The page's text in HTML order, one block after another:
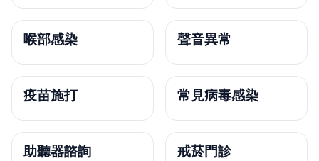
喉部感染 聲音異常
疫苗施打 常見病毒感染
助聽器諮詢 戒菸門診